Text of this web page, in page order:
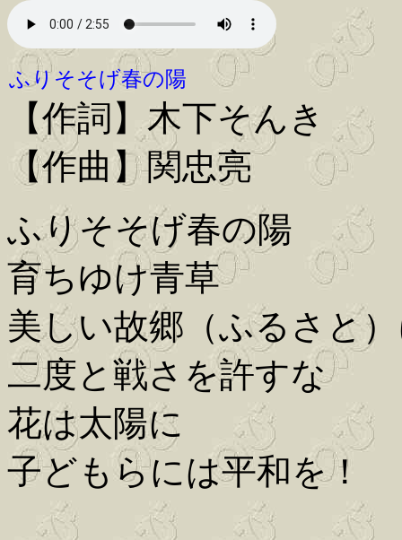
ふりそそげ春の陽
【作詞】木下そんき
【作曲】関忠亮
ふりそそげ春の陽
育ちゆけ青草
美しい故郷（ふるさと
二度と戦さを許すな
花は太陽に
子どもらには平和を！